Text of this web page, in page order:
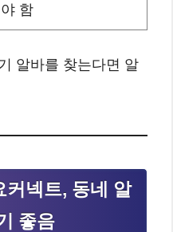
야 함
알바를 찾는다면 알
커넥트, 동네 알
좋음